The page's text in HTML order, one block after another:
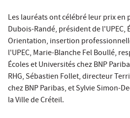
Les lauréats ont célébré leur prix en
Dubois-Randé, président de
Orientation, insertion
l'UPEC, Marie-Blanche Fel Boullé,
Écoles et Universités chez BNP
RHG, Sébastien Follet, directeur
chez BNP Paribas, et Sylvie Simon-
la Ville de Créteil.